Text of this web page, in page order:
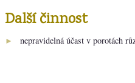
Další činnost
► nepravidelná účast v porotách